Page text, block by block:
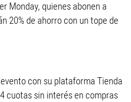
Monday, quienes abonen a
20% de ahorro con un tope de
con su plataforma Tienda
cuotas sin interés en compras